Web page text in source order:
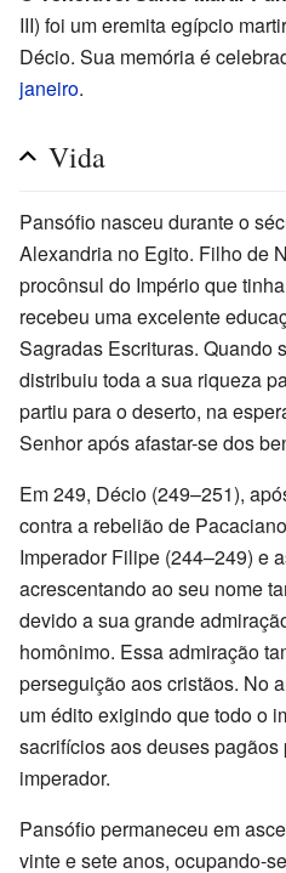
III) foi um eremita egípcio
Décio. Sua memória é
janeiro.
Vida
Pansófio nasceu durante o
Alexandria no Egito. Filho de
procônsul do Império que
recebeu uma excelente
Sagradas Escrituras. Quando
distribuiu toda a sua riqueza
partiu para o deserto, na
Senhor após afastar-se dos
Em 249, Décio (249–251),
contra a rebelião de
Imperador Filipe (244–249) e
acrescentando ao seu nome
devido a sua grande
homônimo. Essa admiração
perseguição aos cristãos. No
um édito exigindo que todo o
sacrifícios aos deuses pagãos
imperador.
Pansófio permaneceu em
vinte e sete anos, ocupando-